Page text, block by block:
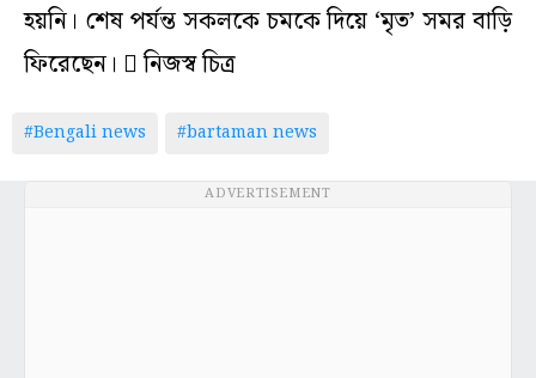
হয়নি। শেষ পর্যন্ত সকলকে চমকে দিয়ে ‘মৃত’ সমর বাড়ি
ফিরেছেন।  নিজস্ব চিত্র
#Bengali news #bartaman news
ADVERTISEMENT